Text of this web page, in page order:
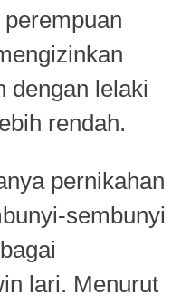
dengan lelaki
rendah.
pernikahan
sembunyi
lari. Menurut